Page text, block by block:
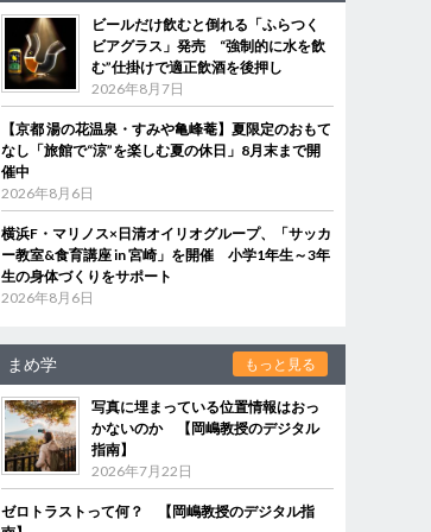
ビールだけ飲むと倒れる「ふらつく
ビアグラス」発売 “強制的に水を飲
む”仕掛けで適正飲酒を後押し
2026年8月7日
【京都 湯の花温泉・すみや亀峰菴】夏限定のおもて
なし「旅館で“涼”を楽しむ夏の休日」8月末まで開
催中
2026年8月6日
横浜F・マリノス×日清オイリオグループ、「サッカ
ー教室&食育講座 in 宮崎」を開催 小学1年生～3年
生の身体づくりをサポート
2026年8月6日
まめ学 もっと見る
写真に埋まっている位置情報はおっ
かないのか 【岡嶋教授のデジタル
指南】
2026年7月22日
ゼロトラストって何？ 【岡嶋教授のデジタル指